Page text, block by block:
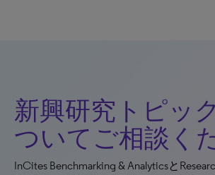
新興研究トピッ
ついてご相談く
InCites Benchmarking & Analyticsと